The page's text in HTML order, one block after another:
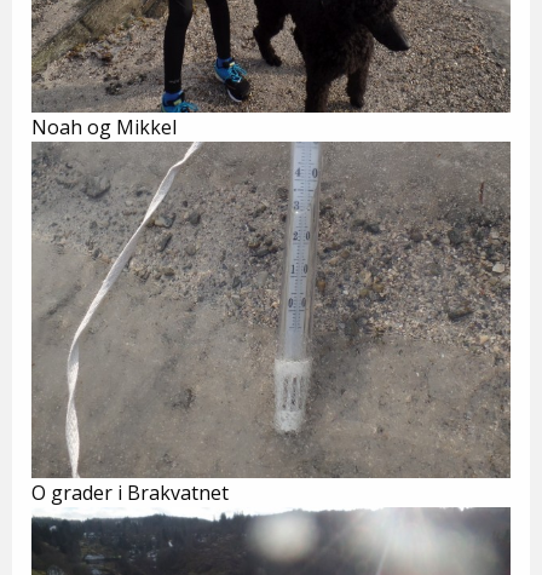
Noah og Mikkel
O grader i Brakvatnet